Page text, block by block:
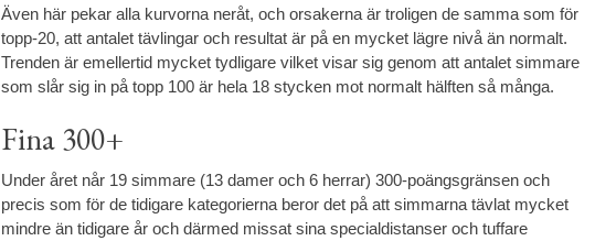
Även här pekar alla kurvorna neråt, och orsakerna är troligen de samma som för
topp-20, att antalet tävlingar och resultat är på en mycket lägre nivå än normalt.
Trenden är emellertid mycket tydligare vilket visar sig genom att antalet simmare
som slår sig in på topp 100 är hela 18 stycken mot normalt hälften så många.
Fina 300+
Under året når 19 simmare (13 damer och 6 herrar) 300-poängsgränsen och
precis som för de tidigare kategorierna beror det på att simmarna tävlat mycket
mindre än tidigare år och därmed missat sina specialdistanser och tuffare